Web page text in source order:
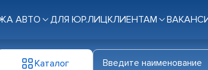
АВТО ДЛЯ ЮР.ЛИЦКЛИЕНТАМ
Каталог